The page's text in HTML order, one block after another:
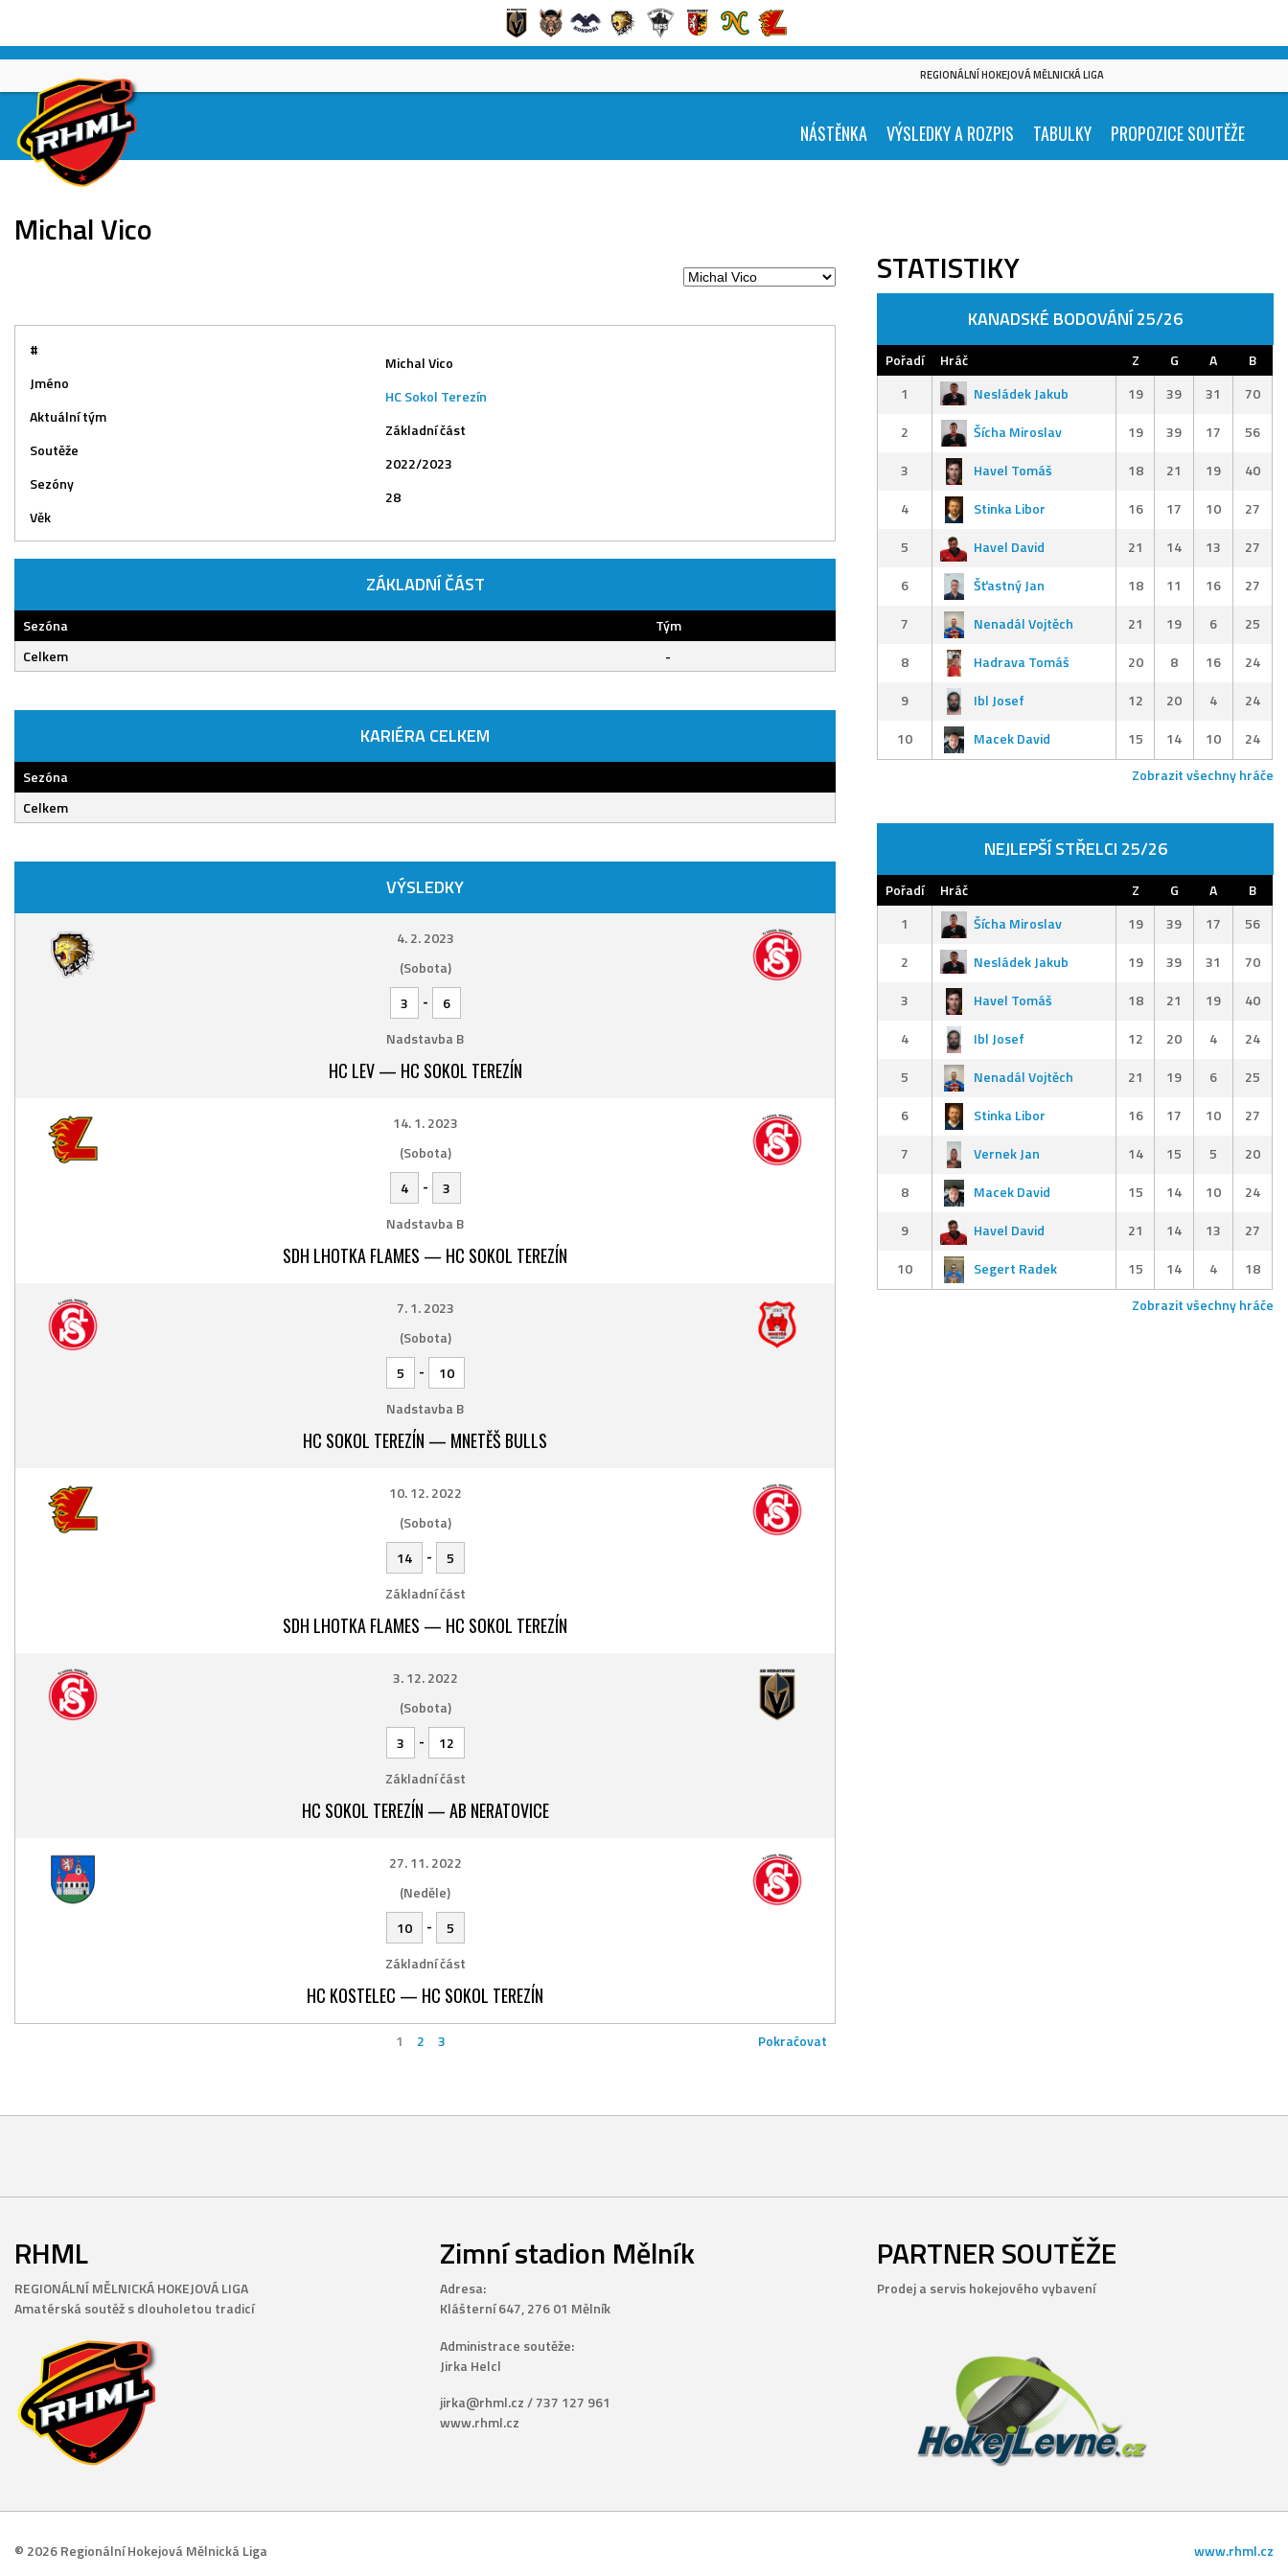
Skip
content
REGIONÁLNÍ HOKEJOVÁ MĚLNICKÁ LIGA
NÁSTĚNKA VÝSLEDKY A ROZPIS TABULKY PROPOZICE SOUTĚŽE
Michal Vico
#
Jméno
Michal Vico
Aktuální tým
HC Sokol Terezín
Soutěže
Základní část
Sezóny
2022/2023
Věk
28
ZÁKLADNÍ ČÁST
Sezóna
Tým
Celkem
-
KARIÉRA CELKEM
Sezóna
Celkem
VÝSLEDKY
4. 2. 2023
(Sobota)
3
-
6
Nadstavba B
HC LEV — HC SOKOL TEREZÍN
14. 1. 2023
(Sobota)
4
-
3
Nadstavba B
SDH LHOTKA FLAMES — HC SOKOL TEREZÍN
7. 1. 2023
(Sobota)
5
-
10
Nadstavba B
HC SOKOL TEREZÍN — MNETĚŠ BULLS
10. 12. 2022
(Sobota)
14
-
5
Základní část
SDH LHOTKA FLAMES — HC SOKOL TEREZÍN
3. 12. 2022
(Sobota)
3
-
12
Základní část
HC SOKOL TEREZÍN — AB NERATOVICE
27. 11. 2022
(Neděle)
10
-
5
Základní část
HC KOSTELEC — HC SOKOL TEREZÍN
1 2 3 Pokračovat
STATISTIKY
KANADSKÉ BODOVÁNÍ 25/26
Pořadí Hráč Z G A
B
1
Nesládek Jakub 19 39 31
70
2
Šícha Miroslav 19 39 17
56
3
Havel Tomáš 18 21 19
40
4
Stinka Libor 16 17 10
27
5
Havel David 21 14 13
27
6
Šťastný Jan 18 11 16
27
7
Nenadál Vojtěch 21 19 6
25
8
Hadrava Tomáš 20 8 16
24
9
Ibl Josef 12 20 4
24
10
Macek David 15 14 10
24
Zobrazit všechny hráče
NEJLEPŠÍ STŘELCI 25/26
Pořadí Hráč Z G A
B
1
Šícha Miroslav 19 39 17
56
2
Nesládek Jakub 19 39 31
70
3
Havel Tomáš 18 21 19
40
4
Ibl Josef 12 20 4
24
5
Nenadál Vojtěch 21 19 6
25
6
Stinka Libor 16 17 10
27
7
Vernek Jan 14 15 5
20
8
Macek David 15 14 10
24
9
Havel David 21 14 13
27
10
Segert Radek 15 14 4
18
Zobrazit všechny hráče
RHML
REGIONÁLNÍ MĚLNICKÁ HOKEJOVÁ LIGA
Amatérská soutěž s dlouholetou tradicí
Zimní stadion Mělník
Adresa:
Klášterní 647, 276 01 Mělník
Administrace soutěže:
Jirka Helcl
jirka@rhml.cz / 737 127 961
www.rhml.cz
PARTNER SOUTĚŽE
Prodej a servis hokejového vybavení
© 2026 Regionální Hokejová Mělnická Liga www.rhml.cz